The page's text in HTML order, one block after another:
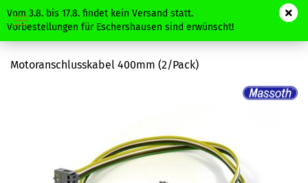
Vom 3.8. bis 17.8. findet kein Versand statt.
Vorbestellungen für Eschershausen sind erwünscht!
Motoranschlusskabel 400mm (2/Pack)